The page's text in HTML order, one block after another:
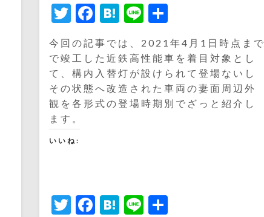
Twitter
Facebook
Hatena
Line
共
今回の記事では、2021年4月1日時点まで
で竣工した近鉄高性能車を着目対象とし
て、構内入替灯が設けられて登場ないし
その状態へ改造された車両の妻面周辺外
観を各形式の登場時期別でざっと紹介し
ます。
いいね:
Twitter
Facebook
Hatena
Line
共